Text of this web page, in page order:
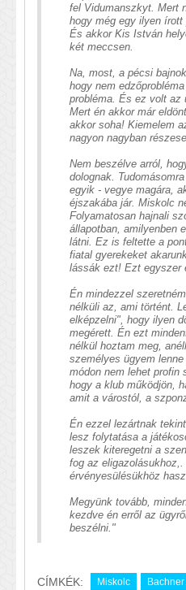
fel Vidumanszkyt. Mert
hogy még egy ilyen írott
És akkor Kis István
két meccsen.
Na, most, a pécsi
hogy nem
probléma. És ez volt az
Mert én akkor már
akkor soha! Kiemelem
nagyon nagyban
Nem beszélve arról,
dolognak.
egyik - vegye magára,
éjszakába jár. Miskolc
Folyamatosan hajnali
állapotban, amilyenben
látni. Ez is feltette a
fiatal gyerekeket
lássák ezt! Ezt egyszer
Én mindezzel
nélküli az, ami történt.
elképzelni", hogy ilyen
megérett. Én ezt
nélkül hoztam meg,
személyes ügyem
módon nem lehet profin
hogy a klub működjön,
amit a várostól, a
Én ezzel lezártnak
lesz folytatása a
leszek kiteregetni a
fog az
érvényesülésükhöz
Megyünk tovább,
kezdve én erről az
beszélni."
CÍMKÉK: Miskolc